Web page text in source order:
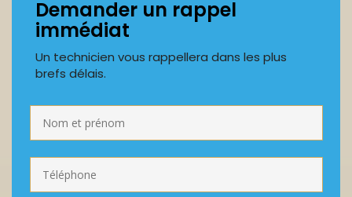
Demander un rappel
immédiat
Un technicien vous rappellera dans les plus
brefs délais.